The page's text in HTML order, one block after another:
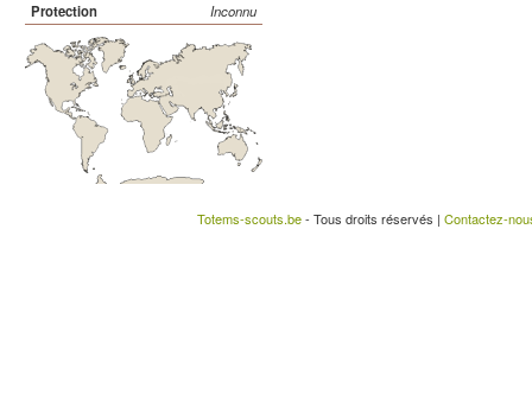
Protection
Inconnu
Totems-scouts.be- Tous droits réservés | Contactez-